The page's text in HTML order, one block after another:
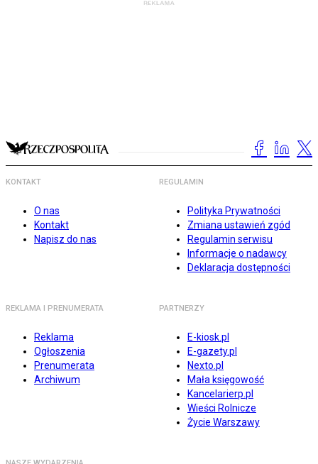
KONTAKT
O nas
Kontakt
Napisz do nas
REGULAMIN
Polityka Prywatności
Zmiana ustawień zgód
Regulamin serwisu
Informacje o nadawcy
Deklaracja dostępności
REKLAMA I PRENUMERATA
Reklama
Ogłoszenia
Prenumerata
Archiwum
PARTNERZY
E-kiosk.pl
E-gazety.pl
Nexto.pl
Mała księgowość
Kancelarierp.pl
Wieści Rolnicze
Życie Warszawy